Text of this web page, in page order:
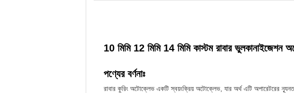
10 মিমি 12 মিমি 14 মিমি কাস্টম রাবার ভুলকানাইজেশন
পণ্যের বর্ণনাঃ
রাবার কুরিং অটোক্লেভ একটি স্বয়ংক্রিয় অটোক্লেভ, যার অর্থ এটি অপারেটরের